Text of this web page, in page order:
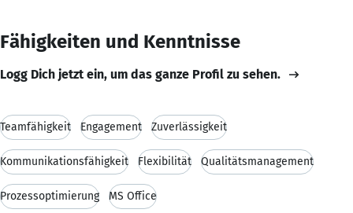
Fähigkeiten und Kenntnisse
Logg Dich jetzt ein, um das ganze Profil zu sehen.
Teamfähigkeit Engagement Zuverlässigkeit
Kommunikationsfähigkeit Flexibilität Qualitätsmanagement
Prozessoptimierung MS Office